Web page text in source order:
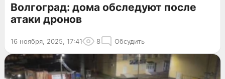
Волгоград: дома обследуют после
атаки дронов
16 ноября, 2025, 17:41 8 Обсудить